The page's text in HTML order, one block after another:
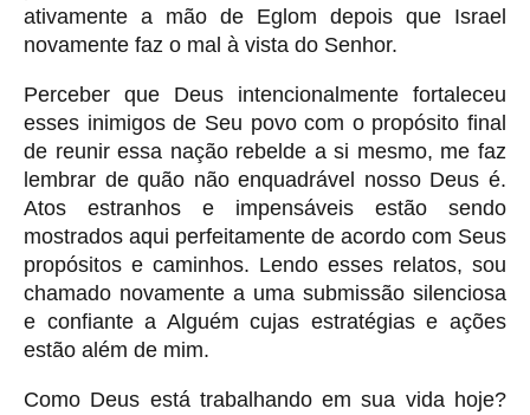
ativamente a mão de Eglom depois que Israel
novamente faz o mal à vista do Senhor.
Perceber que Deus intencionalmente fortaleceu
esses inimigos de Seu povo com o propósito final
de reunir essa nação rebelde a si mesmo, me faz
lembrar de quão não enquadrável nosso Deus é.
Atos estranhos e impensáveis estão sendo
mostrados aqui perfeitamente de acordo com Seus
propósitos e caminhos. Lendo esses relatos, sou
chamado novamente a uma submissão silenciosa
e confiante a Alguém cujas estratégias e ações
estão além de mim.
Como Deus está trabalhando em sua vida hoje?